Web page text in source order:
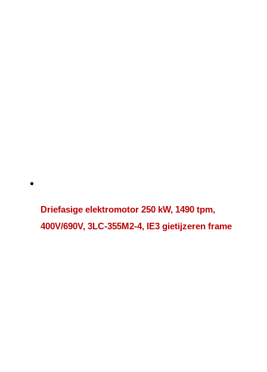
Driefasige elektromotor 250 kW, 1490 tpm,
400V/690V, 3LC-355M2-4, IE3 gietijzeren frame